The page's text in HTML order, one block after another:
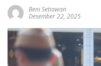
Beni Setiawan
Desember 22, 2025